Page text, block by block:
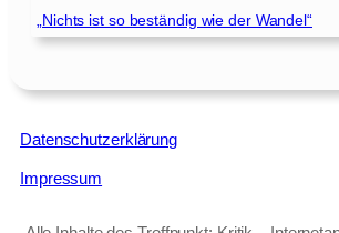
„Nichts ist so beständig wie der Wandel“
Datenschutzerklärung
Impressum